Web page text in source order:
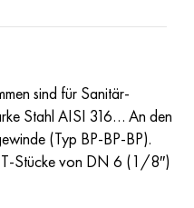
sind für Sanitär-
Stahl AISI 316… An den
(Typ BP-BP-BP).
T-Stücke von DN 6 (1/8″)